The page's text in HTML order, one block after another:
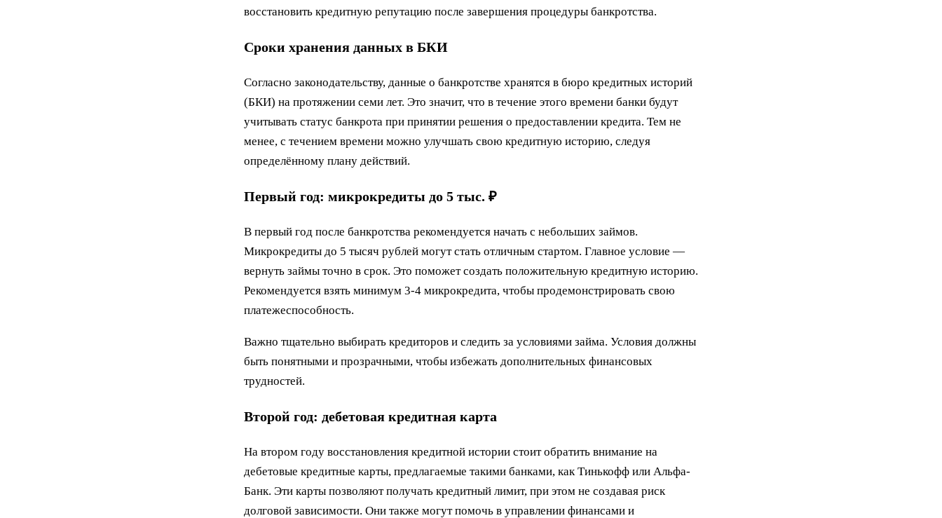
восстановить кредитную репутацию после завершения процедуры банкротства.
Сроки хранения данных в БКИ
Согласно законодательству, данные о банкротстве хранятся в бюро кредитных историй
(БКИ) на протяжении семи лет. Это значит, что в течение этого времени банки будут
учитывать статус банкрота при принятии решения о предоставлении кредита. Тем не
менее, с течением времени можно улучшать свою кредитную историю, следуя
определённому плану действий.
Первый год: микрокредиты до 5 тыс. ₽
В первый год после банкротства рекомендуется начать с небольших займов.
Микрокредиты до 5 тысяч рублей могут стать отличным стартом. Главное условие —
вернуть займы точно в срок. Это поможет создать положительную кредитную историю.
Рекомендуется взять минимум 3-4 микрокредита, чтобы продемонстрировать свою
платежеспособность.
Важно тщательно выбирать кредиторов и следить за условиями займа. Условия должны
быть понятными и прозрачными, чтобы избежать дополнительных финансовых
трудностей.
Второй год: дебетовая кредитная карта
На втором году восстановления кредитной истории стоит обратить внимание на
дебетовые кредитные карты, предлагаемые такими банками, как Тинькофф или Альфа-
Банк. Эти карты позволяют получать кредитный лимит, при этом не создавая риск
долговой зависимости. Они также могут помочь в управлении финансами и